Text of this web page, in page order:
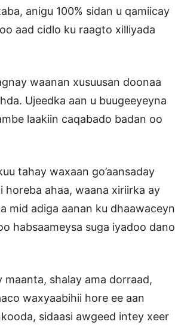
anigu 100% sidan u qamiicay
aad cidlo ku raagto xilliyada
waanan xusuusan doonaa
Ujeedka aan u buugeeyeyna
laakiin caqabado badan oo
tahay waxaan go’aansaday
horeba ahaa, waana xiriirka ay
mid adiga aanan ku dhaawaceyn
habsaameysa suga iyadoo dano
maanta, shalay ama dorraad,
waxyaabihii hore ee aan
sidaasi awgeed intey xeer